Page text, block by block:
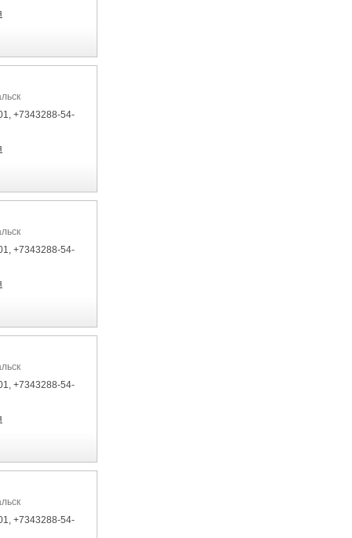
+7343288-54-
+7343288-54-
+7343288-54-
+7343288-54-